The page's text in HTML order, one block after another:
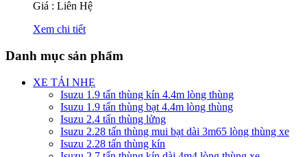
Giá : Liên Hệ
Xem chi tiết
Danh mục sản phẩm
XE TẢI NHẸ
Isuzu 1.9 tấn thùng kín 4.4m lòng thùng
Isuzu 1.9 tấn thùng bạt 4.4m lòng thùng
Isuzu 2.4 tấn thùng lửng
Isuzu 2.28 tấn thùng mui bạt dài 3m65 lòng thùng xe
Isuzu 2.28 tấn thùng kín